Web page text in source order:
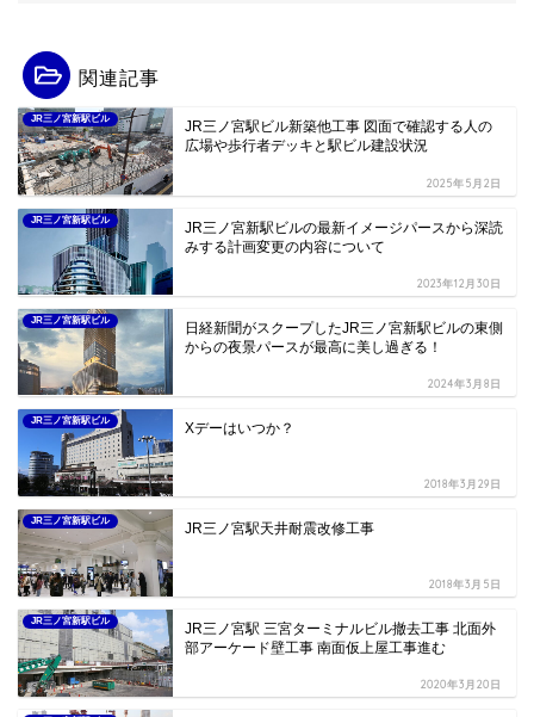
関連記事
JR三ノ宮新駅ビル
JR三ノ宮駅ビル新築他工事 図面で確認する人の
広場や歩行者デッキと駅ビル建設状況
2025年5月2日
JR三ノ宮新駅ビル
JR三ノ宮新駅ビルの最新イメージパースから深読
みする計画変更の内容について
2023年12月30日
JR三ノ宮新駅ビル
日経新聞がスクープしたJR三ノ宮新駅ビルの東側
からの夜景パースが最高に美し過ぎる！
2024年3月8日
JR三ノ宮新駅ビル Xデーはいつか？
2018年3月29日
JR三ノ宮新駅ビル JR三ノ宮駅天井耐震改修工事
2018年3月5日
JR三ノ宮新駅ビル
JR三ノ宮駅 三宮ターミナルビル撤去工事 北面外
部アーケード壁工事 南面仮上屋工事進む
2020年3月20日